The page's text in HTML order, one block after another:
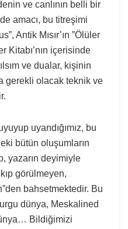
ve canlının belli bir
amacı, bu titreşimi
Antik Mısır’ın ”Ölüler
Kitabı’nın içerisinde
ve dualar, kişinin
gerekli olacak teknik ve
uyandığımız, bu
bütün oluşumların
yazarın deyimiyle
görülmeyen,
bahsetmektedir. Bu
dünya, Meskalined
Bildiğimizi